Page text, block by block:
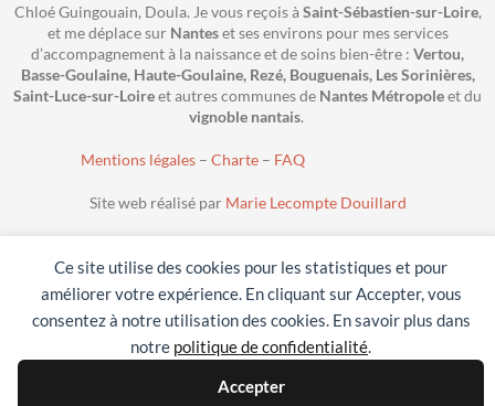
Ce site utilise des cookies pour les statistiques et pour
améliorer votre expérience. En cliquant sur Accepter, vous
consentez à notre utilisation des cookies. En savoir plus dans
notre politique de confidentialité.
Accepter
Chloé Guingouain, Doula. Je vous reçois àSaint-Sébastien-sur-Loire,
et me déplace sur Nanteset ses environs pour mes services
d’accompagnement à la naissance et de soins bien-être : Vertou,
Basse-Goulaine, Haute-Goulaine, Rezé, Bouguenais, Les Sorinières,
Saint-Luce-sur-Loireet autres communes de Nantes Métropoleet du
vignoble nantais.
Mentions légales– Charte– FAQ
Site web réalisé parMarie Lecompte Douillard
Guingouain